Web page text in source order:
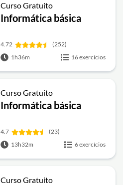
Curso Gratuito
Informática básica
4.72
(252)
1h36m
16 exercícios
Curso Gratuito
Informática básica
4.7
(23)
13h32m
6 exercícios
Curso Gratuito